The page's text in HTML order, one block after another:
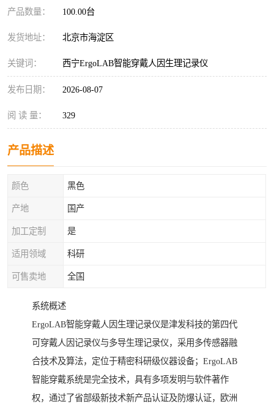
产品数量： 100.00台
发货地址： 北京市海淀区
关键词： 西宁ErgoLAB智能穿戴人因生理记录仪
发布日期： 2026-08-07
阅 读 量： 329
产品描述
颜色 黑色
产地 国产
加工定制 是
适用领域 科研
可售卖地 全国
系统概述
ErgoLAB智能穿戴人因生理记录仪是津发科技的第四代
可穿戴人因记录仪与多导生理记录仪，采用多传感器融
合技术及算法，定位于精密科研级仪器设备；ErgoLAB
智能穿戴系统是完全技术，具有多项发明与软件著作
权，通过了省部级新技术新产品认证及防爆认证，欧洲